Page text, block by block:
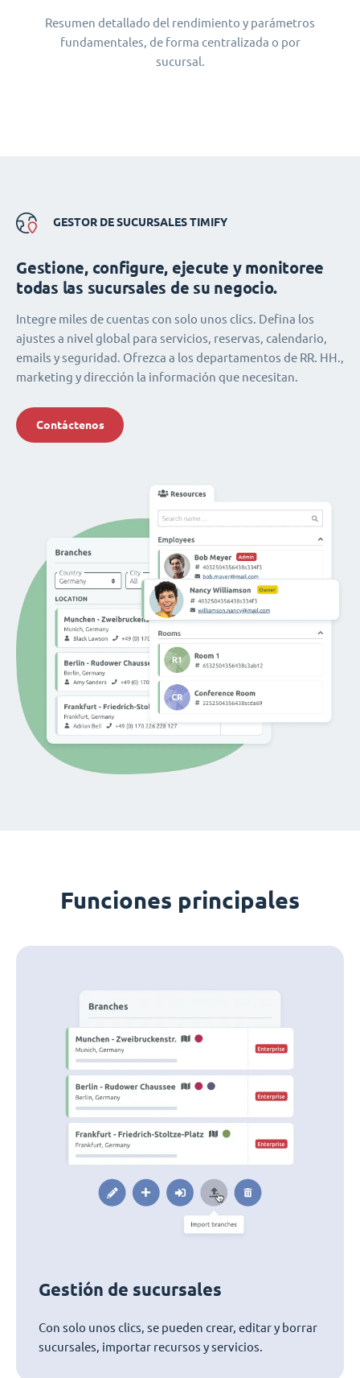
Resumen detallado del rendimiento y parámetros
fundamentales, de forma centralizada o por
sucursal.
GESTOR DE SUCURSALES TIMIFY
Gestione, configure, ejecute y monitoree
todas las sucursales de su negocio.
Integre miles de cuentas con solo unos clics. Defina los
ajustes a nivel global para servicios, reservas, calendario,
emails y seguridad. Ofrezca a los departamentos de RR. HH.,
marketing y dirección la información que necesitan.
Contáctenos
Funciones principales
Gestión de sucursales
Con solo unos clics, se pueden crear, editar y borrar
sucursales, importar recursos y servicios.